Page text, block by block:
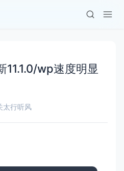
11.1.0/wp速度明显
太行听风